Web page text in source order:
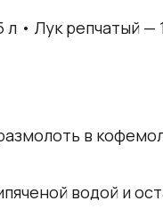
• Лук репчатый
в
водой и